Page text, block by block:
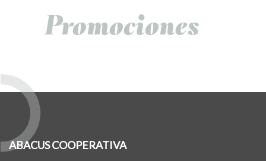
Promociones
ABACUS COOPERATIVA